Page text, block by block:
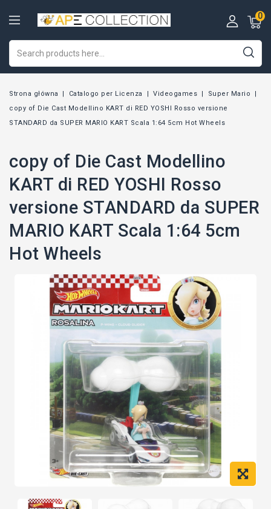
0
Strona główna Catalogo per Licenza Videogames
Super Mario
copy of Die Cast Modellino KART di RED YOSHI Rosso versione
STANDARD da SUPER MARIO KART Scala 1:64 5cm Hot Wheels
copy of Die Cast Modellino
KART di RED YOSHI Rosso
versione STANDARD da SUPER
MARIO KART Scala 1:64 5cm
Hot Wheels